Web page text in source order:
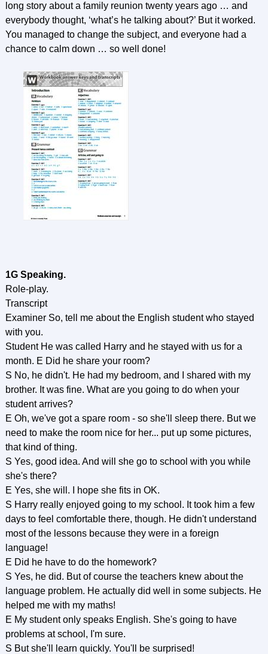
long story about a family reunion twenty years ago … and
everybody thought, ‘what’s he talking about?’ But it worked.
You managed to change the subject, and everyone had a
chance to calm down … so well done!
1G Speaking.
Role-play.
Transcript
Examiner So, tell me about the English student who stayed
with you.
Student He was called Harry and he stayed with us for a
month. E Did he share your room?
S No, he didn't. He had my bedroom, and I shared with my
brother. It was fine. What are you going to do when your
student arrives?
E Oh, we've got a spare room - so she'll sleep there. But we
need to make the room nice for her... put up some pictures,
that kind of thing.
S Yes, good idea. And will she go to school with you while
she's there?
E Yes, she will. I hope she fits in OK.
S Harry really enjoyed going to my school. It took him a few
days to feel comfortable there, though. He didn't understand
most of the lessons because they were in a foreign
language!
E Did he have to do the homework?
S Yes, he did. But of course the teachers knew about the
language problem. He actually did well in some subjects. He
helped me with my maths!
E My student only speaks English. She's going to have
problems at school, I'm sure.
S But she'll learn quickly. You'll be surprised!